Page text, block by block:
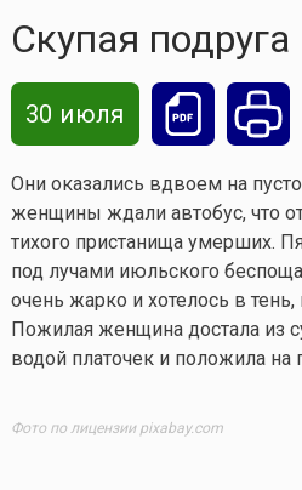
Скупая подруга
30 июля
Они оказались вдвоем на
женщины ждали автобус, что
тихого пристанища умерших.
под лучами июльского
очень жарко и хотелось в
Пожилая женщина достала из
водой платочек и положила на
Фото по лицензии pixabay.com